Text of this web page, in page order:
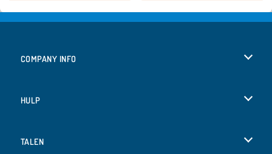
COMPANY INFO
HULP
TALEN